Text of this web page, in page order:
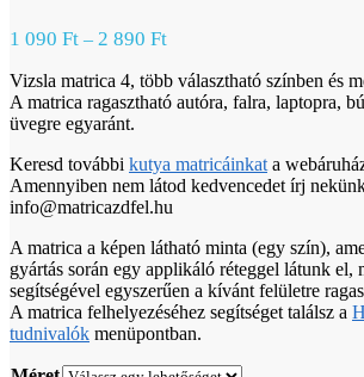
1 090 Ft – 2 890 Ft
Vizsla matrica 4, több választható színben és
A matrica ragasztható autóra, falra, laptopra,
üvegre egyaránt.
Keresd további kutya matricáinkat a
Amennyiben nem látod kedvencedet írj
info@matricazdfel.hu
A matrica a képen látható minta (egy szín),
gyártás során egy applikáló réteggel látunk el,
segítségével egyszerűen a kívánt felületre
A matrica felhelyezéséhez segítséget találsz a
tudnivalók menüpontban.